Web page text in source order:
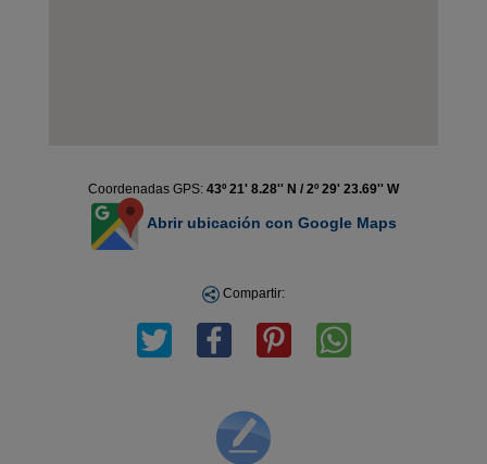
Coordenadas GPS: 43º 21' 8.28'' N / 2º 29' 23.69'' W
Abrir ubicación con Google Maps
Compartir: